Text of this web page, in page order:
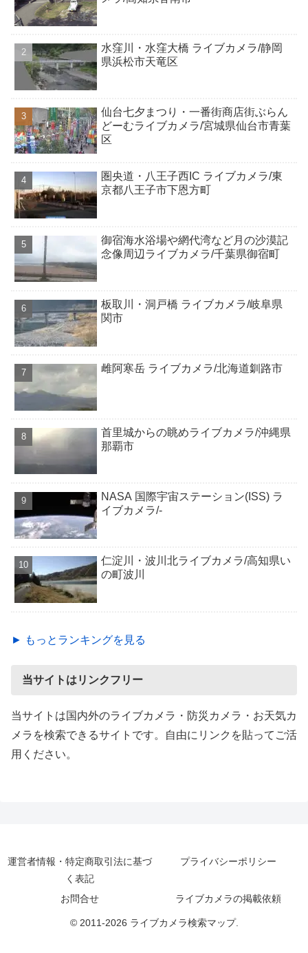
水窪川・水窪大橋 ライブカメラ/静岡
県浜松市天竜区
仙台七夕まつり・一番街商店街ぶらん
どーむライブカメラ/宮城県仙台市青葉
区
圏央道・八王子西IC ライブカメラ/東
京都八王子市下恩方町
御宿海水浴場や網代湾など月の沙漠記
念像周辺ライブカメラ/千葉県御宿町
板取川・洞戸橋 ライブカメラ/岐阜県
関市
雌阿寒岳 ライブカメラ/北海道釧路市
首里城からの眺めライブカメラ/沖縄県
那覇市
NASA 国際宇宙ステーション(ISS) ラ
イブカメラ/-
仁淀川・波川北ライブカメラ/高知県い
の町波川
► もっとランキングを見る
当サイトはリンクフリー
当サイトは国内外のライブカメラ・防災カメラ・お天気カ
メラを検索できるサイトです。自由にリンクを貼ってご活
用ください。
運営者情報・特定商取引法に基づ
く表記
プライバシーポリシー
お問合せ ライブカメラの掲載依頼
© 2011-2026 ライブカメラ検索マップ.